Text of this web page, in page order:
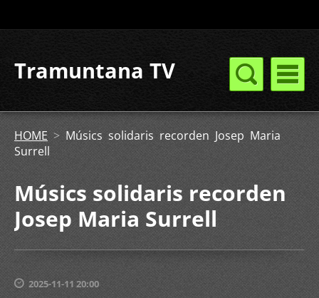
Tramuntana TV
HOME > Músics solidaris recorden Josep Maria
Surrell
Músics solidaris recorden
Josep Maria Surrell
2025-11-11 20:00